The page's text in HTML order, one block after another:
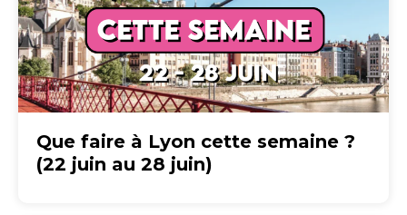
Que faire à Lyon cette semaine ?
(22 juin au 28 juin)